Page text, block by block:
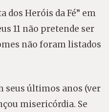
dos Heróis da Fé” em
11 não pretende ser
não foram listados
seus últimos anos (ver
misericórdia. Se